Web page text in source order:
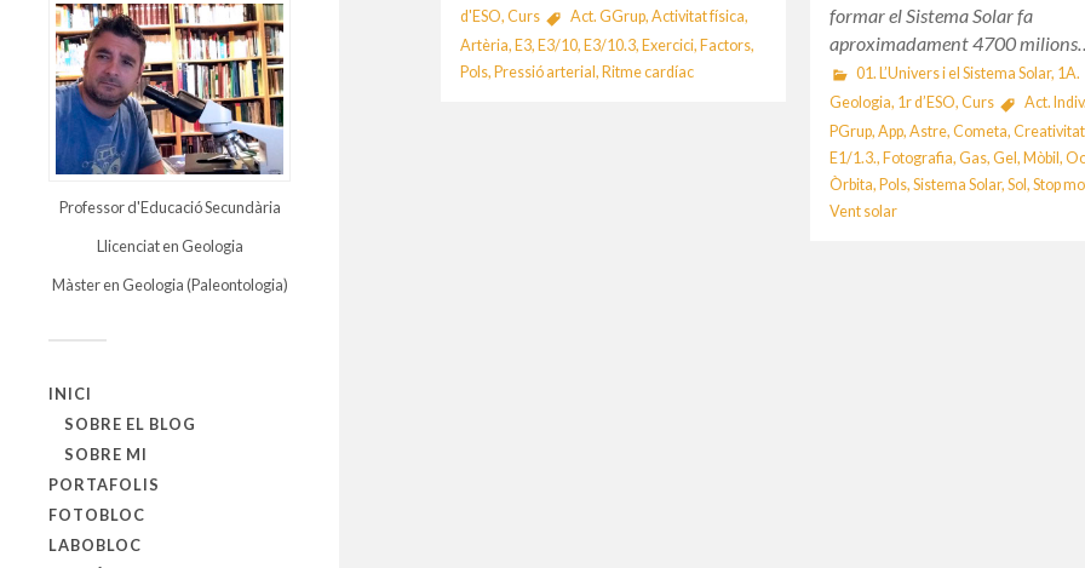
Professor d'Educació Secundària
Llicenciat en Geologia
Màster en Geologia (Paleontologia)
INICI
SOBRE EL BLOG
SOBRE MI
PORTAFOLIS
FOTOBLOC
LABOBLOC
d'ESO,Curs Act. GGrup, Activitat física,
Artèria, E3, E3/10, E3/10.3, Exercici, Factors,
Pols, Pressió arterial, Ritme cardíac
formar el Sistema Solar fa
aproximadament 4700
01. L’Univers i el Sistema Solar, 1A.
Geologia, 1r d’ESO,Curs Act. Indiv.
PGrup,App,Astre,Cometa,Creativitat
E1/1.3.,Fotografia,Gas,Gel,Mòbil,
Òrbita,Pols,Sistema Solar,Sol,Stop
Vent solar